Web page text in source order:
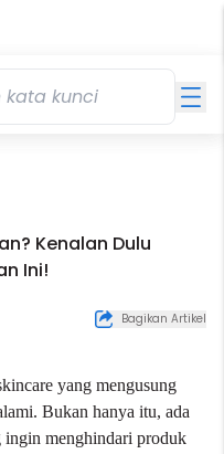
Kenalan Dulu
Ini!
Bagikan Artikel
yang mengusung
Bukan hanya itu, ada
ingin menghindari produk